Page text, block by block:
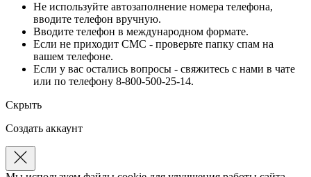
Не используйте автозаполнение номера телефона,
вводите телефон вручную.
Вводите телефон в международном формате.
Если не приходит СМС - проверьте папку спам на
вашем телефоне.
Если у вас остались вопросы - свяжитесь с нами в чате
или по телефону 8-800-500-25-14.
Скрыть
Создать аккаунт